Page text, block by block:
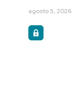
agosto 5, 2026